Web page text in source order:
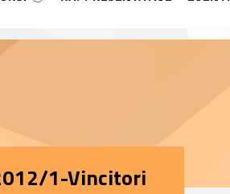
1-Vincitori